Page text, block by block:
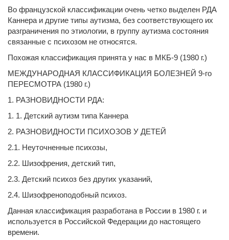
Во французской классификации очень четко выделен РДА
Каннера и другие типы аутизма, без соответствующего их
разграничения по этиологии, в группу аутизма состояния
связанные с психозом не относятся.
Похожая классификация принята у нас в МКБ-9 (1980 г.)
МЕЖДУНАРОДНАЯ КЛАССИФИКАЦИЯ БОЛЕЗНЕЙ 9-го
ПЕРЕСМОТРА (1980 г.)
1. РАЗНОВИДНОСТИ РДА:
1. 1. Детский аутизм типа Каннера
2. РАЗНОВИДНОСТИ ПСИХОЗОВ У ДЕТЕЙ
2.1. Неуточненные психозы,
2.2. Шизофрения, детский тип,
2.3. Детский психоз без других указаний,
2.4. Шизофреноподобный психоз.
Данная классификация разработана в России в 1980 г. и
используется в Российской Федерации до настоящего
времени.